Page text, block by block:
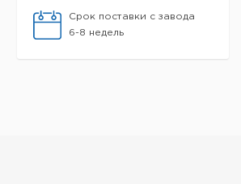
Срок поставки с завода
6-8 недель